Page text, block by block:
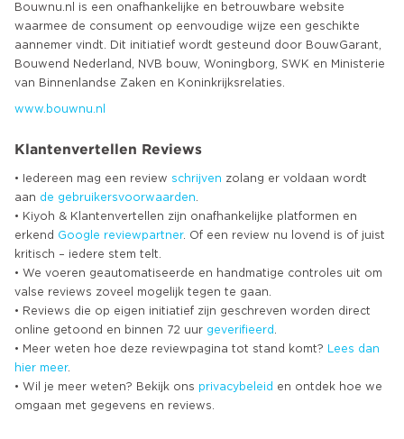
Bouwnu.nl is een onafhankelijke en betrouwbare website
waarmee de consument op eenvoudige wijze een geschikte
aannemer vindt. Dit initiatief wordt gesteund door BouwGarant,
Bouwend Nederland, NVB bouw, Woningborg, SWK en Ministerie
www.bouwnu.nl
Klantenvertellen Reviews
• Iedereen mag een review schrijven zolang er voldaan wordt
aan de gebruikersvoorwaarden
• Kiyoh & Klantenvertellen zijn onafhankelijke platformen en
erkend Google reviewpartner. Of een review nu lovend is of juist
kritisch – iedere stem telt.
• We voeren geautomatiseerde en handmatige controles uit om
valse reviews zoveel mogelijk tegen te gaan.
• Reviews die op eigen initiatief zijn geschreven worden direct
online getoond en binnen 72 uur geverifieerd
• Meer weten hoe deze reviewpagina tot stand komt?
Lees dan
hier meer.
• Wil je meer weten? Bekijk ons privacybeleid en ontdek hoe we
omgaan met gegevens en reviews.